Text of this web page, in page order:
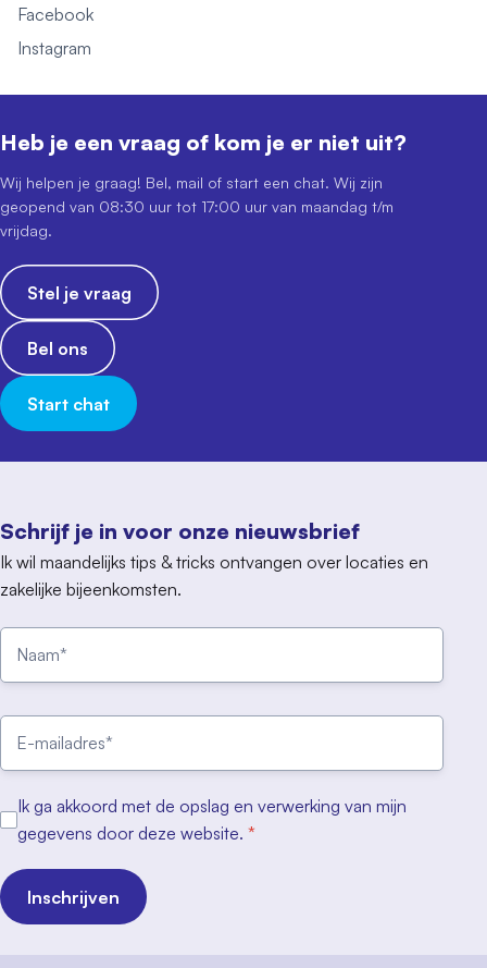
Facebook
Instagram
Schrijf je in voor onze nieuwsbrief
Ik wil maandelijks tips & tricks ontvangen over locaties en
zakelijke bijeenkomsten.
Ik ga akkoord met de opslag en verwerking van mijn
gegevens door deze website. *
Inschrijven
Heb je een vraag of kom je er niet uit?
Wij helpen je graag! Bel, mail of start een chat. Wij zijn
geopend van 08:30 uur tot 17:00 uur van maandag t/m
vrijdag.
Stel je vraag
Bel ons
Start chat